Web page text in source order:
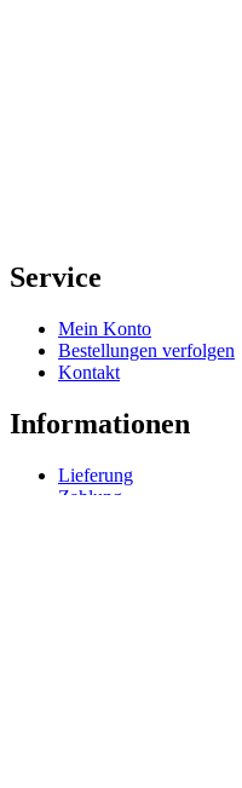
Service
Mein Konto
Bestellungen verfolgen
Kontakt
Informationen
Lieferung
Zahlung